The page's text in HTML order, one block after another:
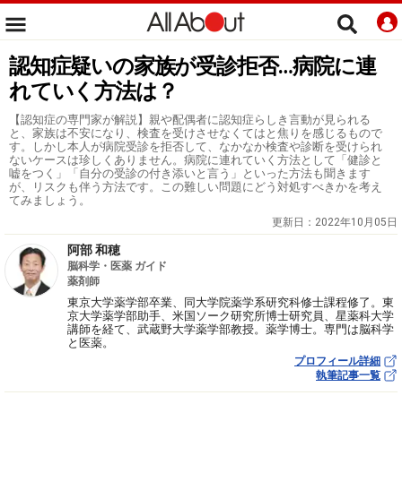
認知症疑いの家族が受診拒否…病院に連
れていく方法は？
【認知症の専門家が解説】親や配偶者に認知症らしき言動が見られる
と、家族は不安になり、検査を受けさせなくてはと焦りを感じるもので
す。しかし本人が病院受診を拒否して、なかなか検査や診断を受けられ
ないケースは珍しくありません。病院に連れていく方法として「健診と
嘘をつく」「自分の受診の付き添いと言う」といった方法も聞きます
が、リスクも伴う方法です。この難しい問題にどう対処すべきかを考え
てみましょう。
更新日： 2022年10月05日
阿部 和穂
脳科学・医薬 ガイド
薬剤師
東京大学薬学部卒業、同大学院薬学系研究科修士課程修了。東
京大学薬学部助手、米国ソーク研究所博士研究員、星薬科大学
講師を経て、武蔵野大学薬学部教授。薬学博士。専門は脳科学
と医薬。
プロフィール詳細
執筆記事一覧